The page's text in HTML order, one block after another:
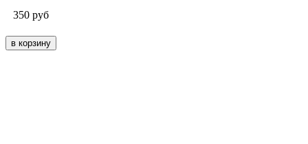
350 руб